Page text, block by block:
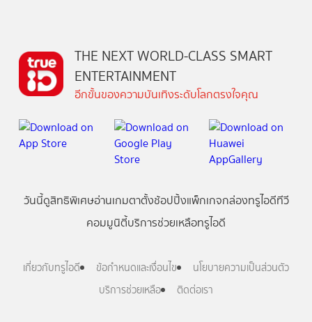
THE NEXT WORLD-CLASS SMART
ENTERTAINMENT
อีกขั้นของความบันเทิงระดับโลกตรงใจคุณ
วันนี้ดูสิทธิพิเศษอ่านเกมตาตั้งช้อปปิ้งแพ็กเกจกล่องทรูไอดีทีวี
คอมมูนิตี้บริการช่วยเหลือทรูไอดี
เกี่ยวกับทรูไอดี ข้อกำหนดและเงื่อนไข
นโยบายความเป็นส่วนตัว
บริการช่วยเหลือ
ติดต่อเรา